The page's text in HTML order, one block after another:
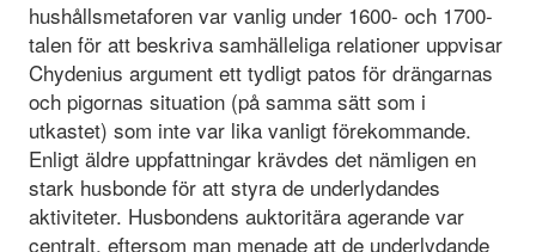
hushållsmetaforen var vanlig under 1600- och 1700-
talen för att beskriva samhälleliga relationer uppvisar
Chydenius argument ett tydligt patos för drängarnas
och pigornas situation (på samma sätt som i
utkastet) som inte var lika vanligt förekommande.
Enligt äldre uppfattningar krävdes det nämligen en
stark husbonde för att styra de underlydandes
aktiviteter. Husbondens auktoritära agerande var
centralt, eftersom man menade att de underlydande